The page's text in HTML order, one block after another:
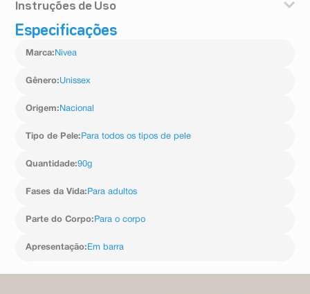
Instruções de Uso
1. Massageie o sabonete sobre a pele molhada até
2. Enxágue em seguida.
Especificações
Marca: Nivea
Gênero:Unissex
Origem: Nacional
Tipo de Pele: Para todos os tipos de pele
Quantidade:90g
Fases da Vida: Para adultos
Parte do Corpo: Para o corpo
Apresentação: Em barra